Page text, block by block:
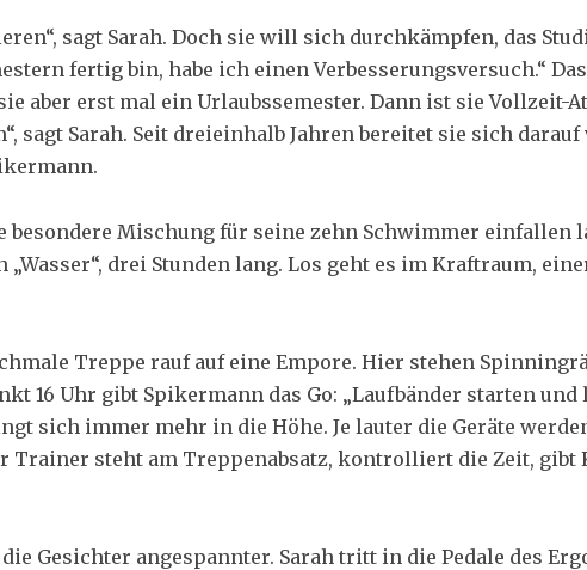
sagt Sarah. Doch sie will sich durchkämpfen, das
fertig bin, habe ich einen Verbesserungsversuch.“
aber erst mal ein Urlaubssemester. Dann ist sie Vollzeit-
sagt Sarah. Seit dreieinhalb Jahren bereitet sie sich
besondere Mischung für seine zehn Schwimmer einfallen
„Wasser“, drei Stunden lang. Los geht es im Kraftraum,
Treppe rauf auf eine Empore. Hier stehen
16 Uhr gibt Spikermann das Go: „Laufbänder starten und
sich immer mehr in die Höhe. Je lauter die Geräte
Trainer steht am Treppenabsatz, kontrolliert die Zeit, gibt
Gesichter angespannter. Sarah tritt in die Pedale des